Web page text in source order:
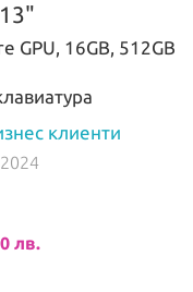
GPU, 16GB, 512GB
клиенти
лв.